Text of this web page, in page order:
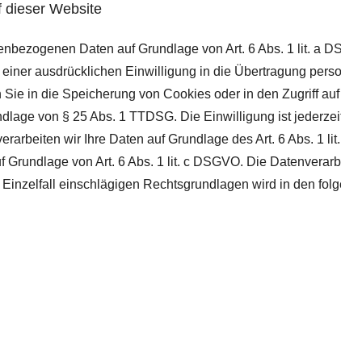
dieser Website
Daten auf Grundlage von Art. 6 Abs. 1 lit. a
ausdrücklichen Einwilligung in die Übertragung
in die Speicherung von Cookies oder in den Zugriff
von § 25 Abs. 1 TTDSG. Die Einwilligung ist
wir Ihre Daten auf Grundlage des Art. 6 Abs. 1
von Art. 6 Abs. 1 lit. c DSGVO. Die
einschlägigen Rechtsgrundlagen wird in den